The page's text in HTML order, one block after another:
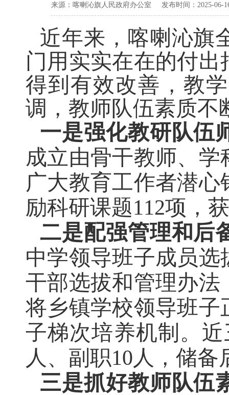
来源：喀喇沁旗人民政府办公室 发布时间：2025-
近年来，喀喇沁旗
门用实实在在的付
得到有效改善，教
调，教师队伍素质不
一是强化教研队伍
成立由骨干教师、
广大教育工作者潜
励科研课题112项，
二是配强管理和后
中学领导班子成员
干部选拔和管理办
将乡镇学校领导班
子梯次培养机制。
人、副职10人，储备
三是抓好教师队伍